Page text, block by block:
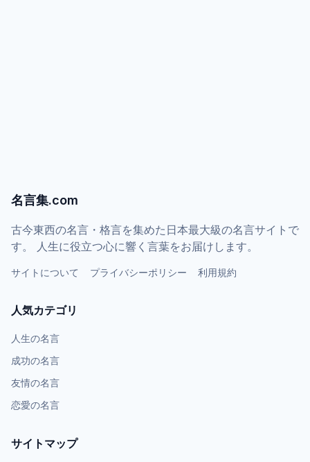
名言集.com
古今東西の名言・格言を集めた日本最大級の名言サイトで
す。 人生に役立つ心に響く言葉をお届けします。
サイトについて プライバシーポリシー 利用規約
人気カテゴリ
人生の名言
成功の名言
友情の名言
恋愛の名言
サイトマップ